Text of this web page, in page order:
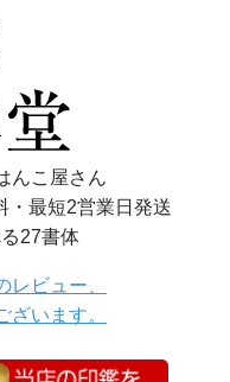
んこ屋さん
・最短2営業日発送
27書体
レビュー、
ざいます。